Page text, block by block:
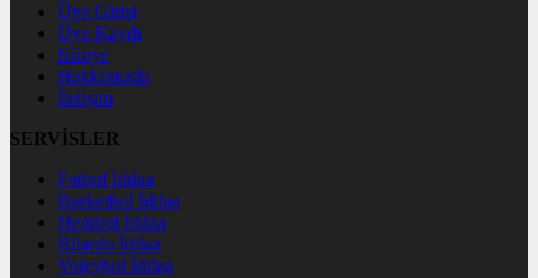
Üye Girişi
Üye Kaydı
Künye
Hakkımızda
İletişim
SERVİSLER
Futbol İddaa
Basketbol İddaa
Hentbol İddaa
Bilardo İddaa
Voleybol İddaa